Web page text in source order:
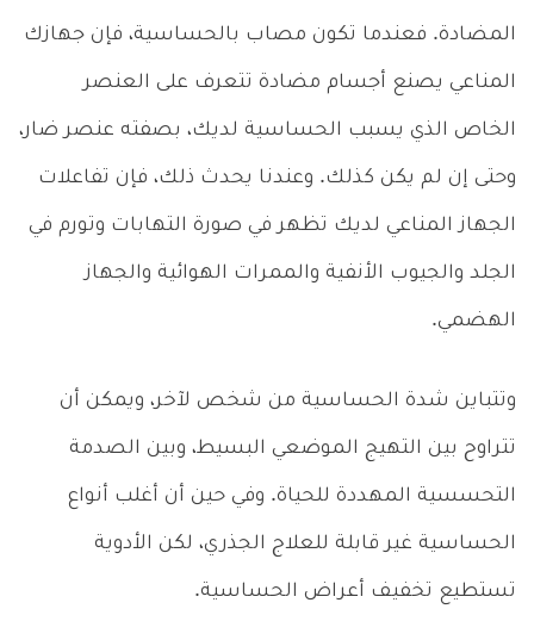
المضادة. فعندما تكون مصاب بالحساسية، فإن جهازك
المناعي يصنع أجسام مضادة تتعرف على العنصر
الخاص الذي يسبب الحساسية لديك، بصفته عنصر ضار،
وحتى إن لم يكن كذلك. وعندنا يحدث ذلك، فإن تفاعلات
الجهاز المناعي لديك تظهر في صورة التهابات وتورم في
الجلد والجيوب الأنفية والممرات الهوائية والجهاز
الهضمي.
وتتباين شدة الحساسية من شخص لآخر، ويمكن أن
تتراوح بين التهيج الموضعي البسيط، وبين الصدمة
التحسسية المهددة للحياة. وفي حين أن أغلب أنواع
الحساسية غير قابلة للعلاج الجذري، لكن الأدوية
تستطيع تخفيف أعراض الحساسية.